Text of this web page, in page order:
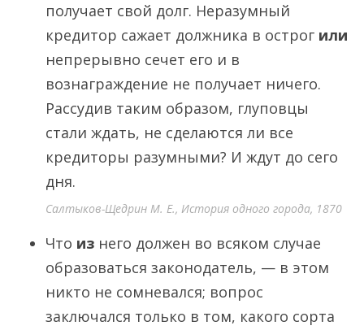
получает свой долг. Неразумный
кредитор сажает должника в острог или
непрерывно сечет его и в
вознаграждение не получает ничего.
Рассудив таким образом, глуповцы
стали ждать, не сделаются ли все
кредиторы разумными? И ждут до сего
дня.
Салтыков-Щедрин М. Е., История одного города, 1870
Что из него должен во всяком случае
образоваться законодатель, — в этом
никто не сомневался; вопрос
заключался только в том, какого сорта